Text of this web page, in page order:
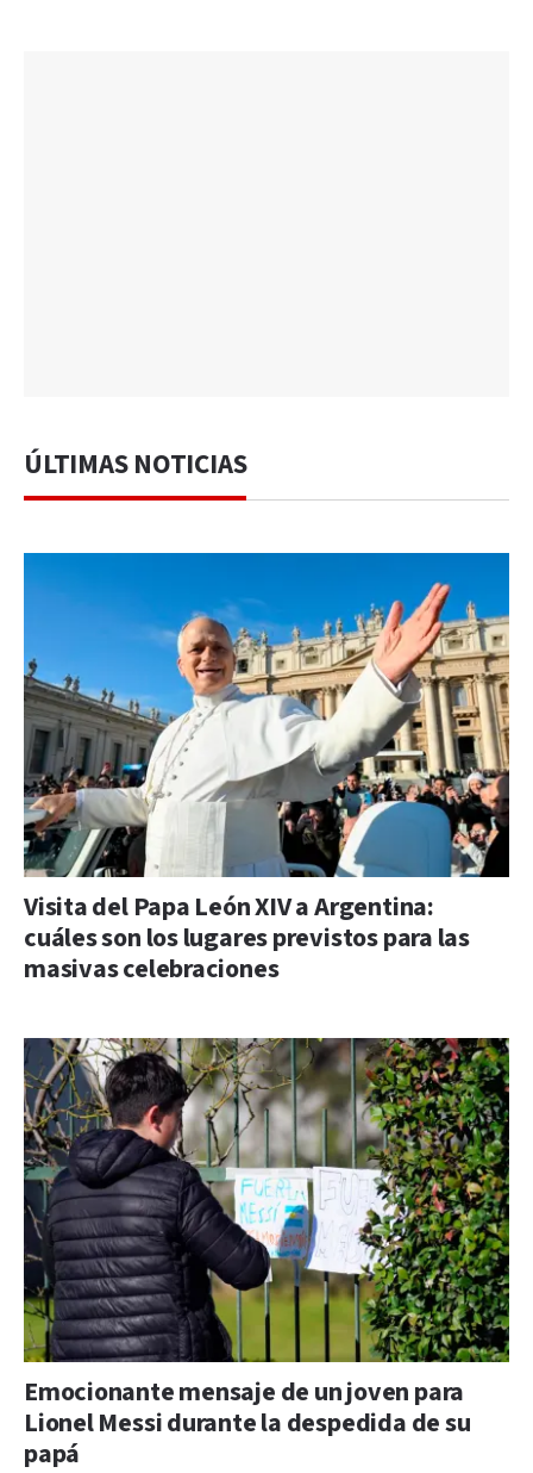
ÚLTIMAS NOTICIAS
Visita del Papa León XIV a Argentina:
cuáles son los lugares previstos para las
masivas celebraciones
Emocionante mensaje de un joven para
Lionel Messi durante la despedida de su
papá